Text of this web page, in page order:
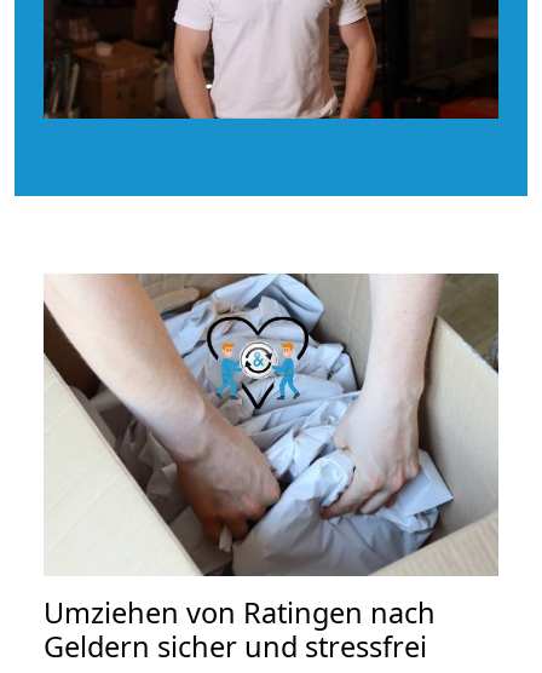
Umziehen von Ratingen nach
Geldern sicher und stressfrei